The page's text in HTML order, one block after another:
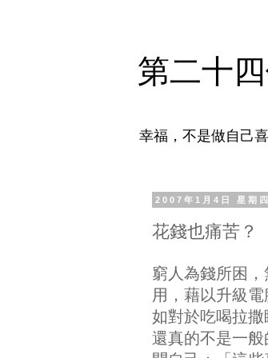
第二十
幸福，不是做自己
2007年1月4日 星期四
花錢也痛苦？
窮人為錢所困
用，藉以升級
如對於吃喝拉
還真的不是一